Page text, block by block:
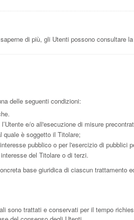
di più, gli Utenti possono consultare la
delle seguenti condizioni:
e/o all'esecuzione di misure
quale è soggetto il Titolare;
pubblico o per l'esercizio di pubblici
del Titolare o di terzi.
base giuridica di ciascun
sono trattati e conservati per il tempo